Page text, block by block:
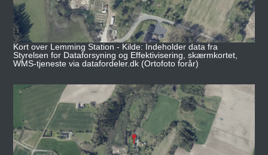
Kort over Lemming Station - Kilde: Indeholder data fra
Styrelsen for Dataforsyning og Effektivisering, skærmkortet,
WMS-tjeneste via datafordeler.dk (Ortofoto forår)